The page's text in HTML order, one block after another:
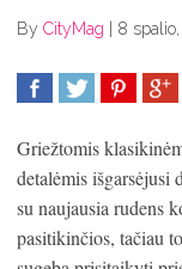
By CityMag 8
Griežtomis
detalėmis išgarsėjusi
su naujausia rudens
pasitikinčios, tačiau